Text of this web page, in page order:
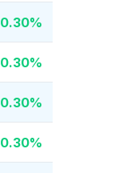
0.30%
0.30%
0.30%
0.30%